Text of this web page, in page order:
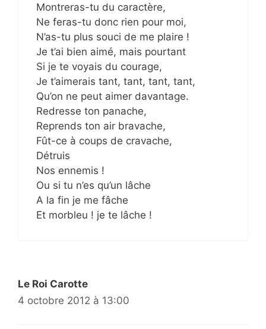
Montreras-tu du caractère,
Ne feras-tu donc rien pour moi,
N’as-tu plus souci de me plaire !
Je t’ai bien aimé, mais pourtant
Si je te voyais du courage,
Je t’aimerais tant, tant, tant, tant,
Qu’on ne peut aimer davantage.
Redresse ton panache,
Reprends ton air bravache,
Fût-ce à coups de cravache,
Détruis
Nos ennemis !
Ou si tu n’es qu’un lâche
A la fin je me fâche
Et morbleu ! je te lâche !
Le Roi Carotte
4 octobre 2012 à 13:00